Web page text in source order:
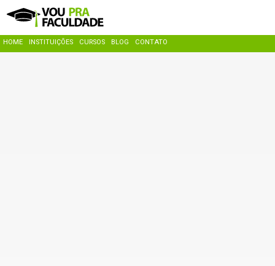
HOME INSTITUIÇÕES CURSOS BLOG CONTATO